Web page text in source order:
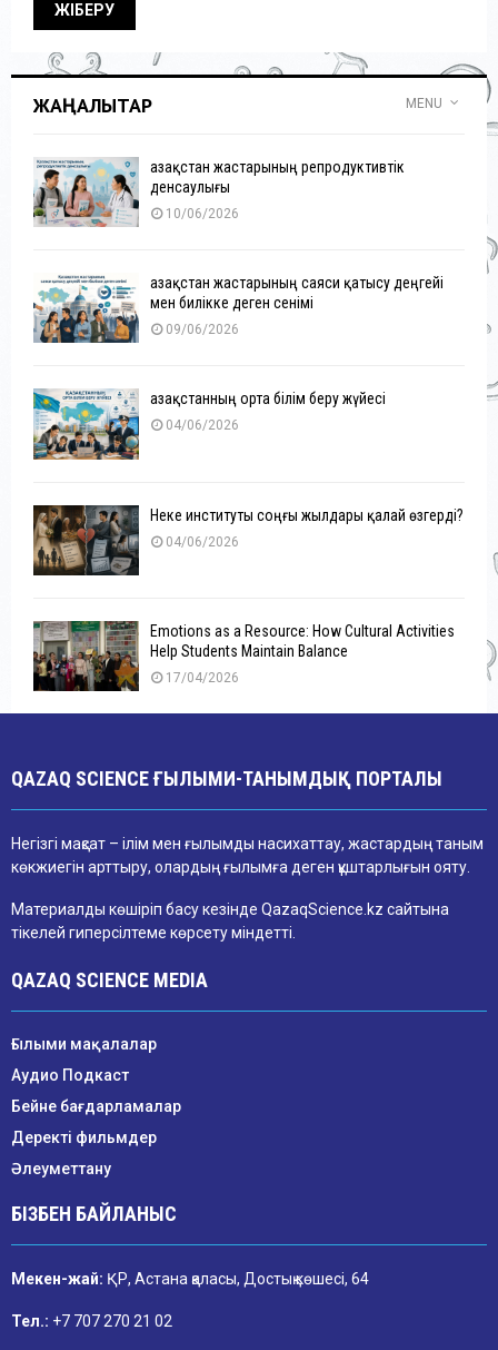
ЖАҢАЛЫҚТАР MENU
Қазақстан жастарының репродуктивтік
денсаулығы
10/06/2026
Қазақстан жастарының саяси қатысу деңгейі
мен билікке деген сенімі
09/06/2026
Қазақстанның орта білім беру жүйесі
04/06/2026
Неке институты соңғы жылдары қалай өзгерді?
04/06/2026
Emotions as a Resource: How Cultural Activities
Help Students Maintain Balance
17/04/2026
QAZAQ SCIENCE ҒЫЛЫМИ-ТАНЫМДЫҚ ПОРТАЛЫ
Негізгі мақсат – ілім мен ғылымды насихаттау, жастардың таным
көкжиегін арттыру, олардың ғылымға деген құштарлығын ояту.
Материалды көшіріп басу кезінде QazaqScience.kz сайтына
тікелей гиперсілтеме көрсету міндетті.
QAZAQ SCIENCE MEDIA
Ғылыми мақалалар
Аудио Подкаст
Бейне бағдарламалар
Деректі фильмдер
Әлеуметтану
БІЗБЕН БАЙЛАНЫС
Мекен-жай: ҚР, Астана қаласы, Достық көшесі, 64
Тел.: +7 707 270 21 02